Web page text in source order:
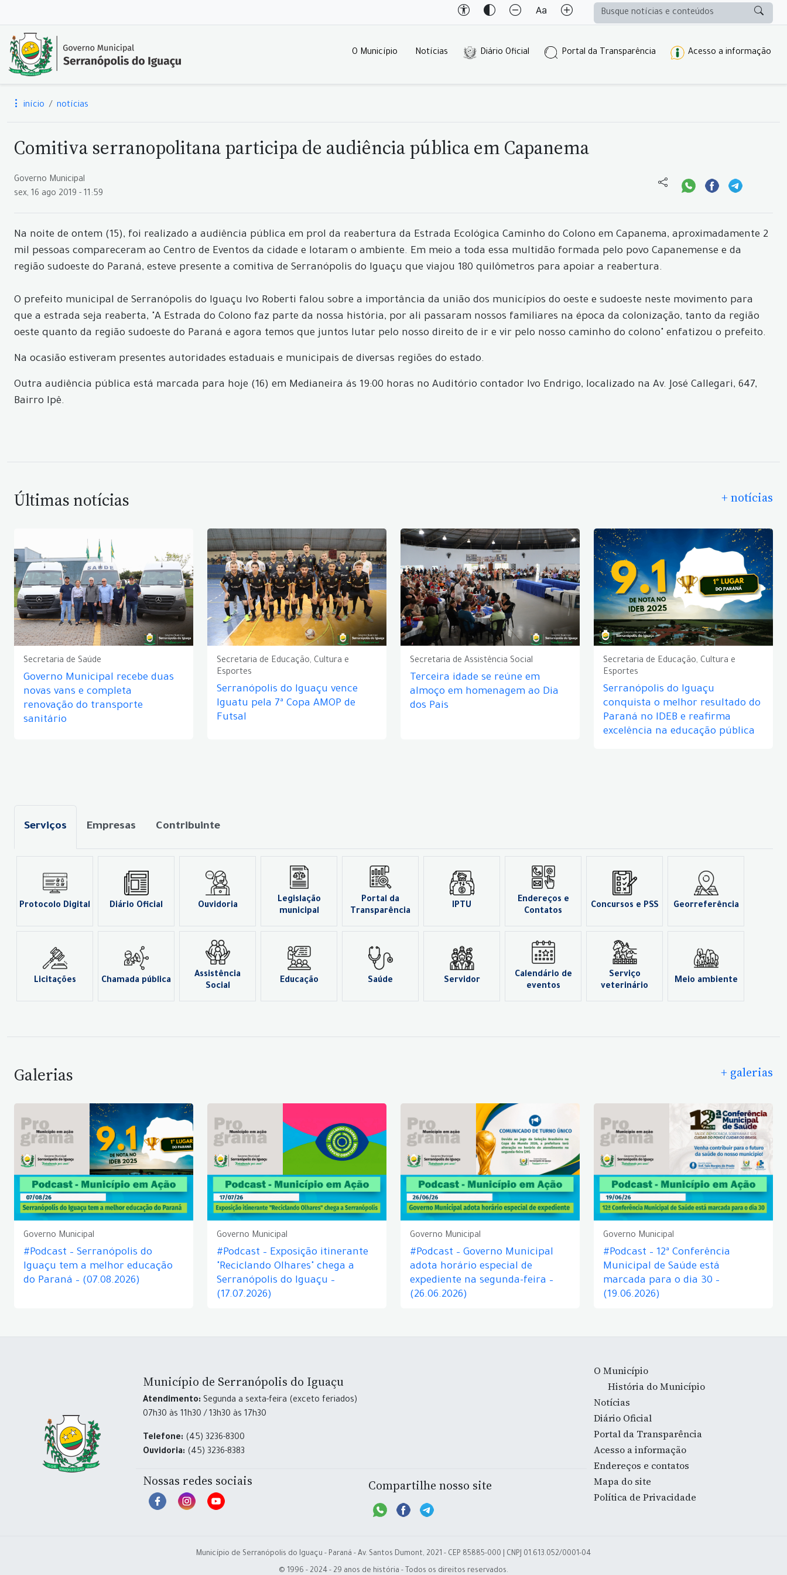
O Município Notícias Diário Oficial Portal da Transparência Acesso a informação
início notícias
Comitiva serranopolitana participa de audiência pública em Capanema
Governo Municipal
sex, 16 ago 2019 - 11:59
Na noite de ontem (15), foi realizado a audiência pública em prol da reabertura da Estrada Ecológica Caminho do Colono em Capanema, aproximadamente 2
mil pessoas compareceram ao Centro de Eventos da cidade e lotaram o ambiente. Em meio a toda essa multidão formada pelo povo Capanemense e da
região sudoeste do Paraná, esteve presente a comitiva de Serranópolis do Iguaçu que viajou 180 quilômetros para apoiar a reabertura.
O prefeito municipal de Serranópolis do Iguaçu Ivo Roberti falou sobre a importância da união dos municípios do oeste e sudoeste neste movimento para
que a estrada seja reaberta, "A Estrada do Colono faz parte da nossa história, por ali passaram nossos familiares na época da colonização, tanto da região
oeste quanto da região sudoeste do Paraná e agora temos que juntos lutar pelo nosso direito de ir e vir pelo nosso caminho do colono" enfatizou o prefeito.
Na ocasião estiveram presentes autoridades estaduais e municipais de diversas regiões do estado.
Outra audiência pública está marcada para hoje (16) em Medianeira ás 19:00 horas no Auditório contador Ivo Endrigo, localizado na Av. José Callegari, 647,
Bairro Ipê.
Últimas notícias + notícias
Secretaria de Saúde
Governo Municipal recebe duas
novas vans e completa
renovação do transporte
sanitário
Secretaria de Educação, Cultura e
Esportes
Serranópolis do Iguaçu vence
Iguatu pela 7ª Copa AMOP de
Futsal
Secretaria de Assistência Social
Terceira idade se reúne em
almoço em homenagem ao Dia
dos Pais
Secretaria de Educação, Cultura e
Esportes
Serranópolis do Iguaçu
conquista o melhor resultado do
Paraná no IDEB e reafirma
excelência na educação pública
Serviços Empresas Contribuinte
Protocolo Digital Diário Oficial Ouvidoria
Legislação
municipal
Portal da
Transparência
IPTU
Endereços e
Contatos
Concursos e PSS Georreferência
Licitações Chamada pública
Assistência
Social
Educação Saúde Servidor
Calendário de
eventos
Serviço
veterinário
Meio ambiente
Galerias + galerias
Governo Municipal
#Podcast – Serranópolis do
Iguaçu tem a melhor educação
do Paraná – (07.08.2026)
Governo Municipal
#Podcast – Exposição itinerante
"Reciclando Olhares" chega a
Serranópolis do Iguaçu –
(17.07.2026)
Governo Municipal
#Podcast – Governo Municipal
adota horário especial de
expediente na segunda-feira –
(26.06.2026)
Governo Municipal
#Podcast – 12ª Conferência
Municipal de Saúde está
marcada para o dia 30 –
(19.06.2026)
Município de Serranópolis do Iguaçu
Atendimento: Segunda a sexta-feira (exceto feriados)
07h30 às 11h30 / 13h30 às 17h30
Telefone: (45) 3236-8300
Ouvidoria: (45) 3236-8383
Nossas redes sociais Compartilhe nosso site
O Município
História do Município
Notícias
Diário Oficial
Portal da Transparência
Acesso a informação
Endereços e contatos
Mapa do site
Política de Privacidade
Município de Serranópolis do Iguaçu - Paraná - Av. Santos Dumont, 2021 - CEP 85885-000 | CNPJ 01.613.052/0001-04
© 1996 - 2024 - 29 anos de história - Todos os direitos reservados.